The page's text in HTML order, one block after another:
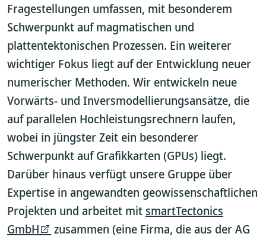
Fragestellungen umfassen, mit besonderem
Schwerpunkt auf magmatischen und
plattentektonischen Prozessen. Ein weiterer
wichtiger Fokus liegt auf der Entwicklung neuer
numerischer Methoden. Wir entwickeln neue
Vorwärts- und Inversmodellierungsansätze, die
auf parallelen Hochleistungsrechnern laufen,
wobei in jüngster Zeit ein besonderer
Schwerpunkt auf Grafikkarten (GPUs) liegt.
Darüber hinaus verfügt unsere Gruppe über
Expertise in angewandten geowissenschaftlichen
Projekten und arbeitet mitsmartTectonics
GmbH
zusammen (eine Firma, die aus der AG